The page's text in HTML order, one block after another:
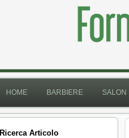
HOME BARBIERE SALON
Ricerca Articolo